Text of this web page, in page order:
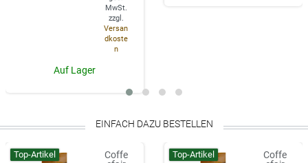
MwSt.
zzgl.
Versan
dkoste
n
Auf Lager
EINFACH DAZU BESTELLEN
Top-Artikel
Coffe
Top-Artikel
Coffe